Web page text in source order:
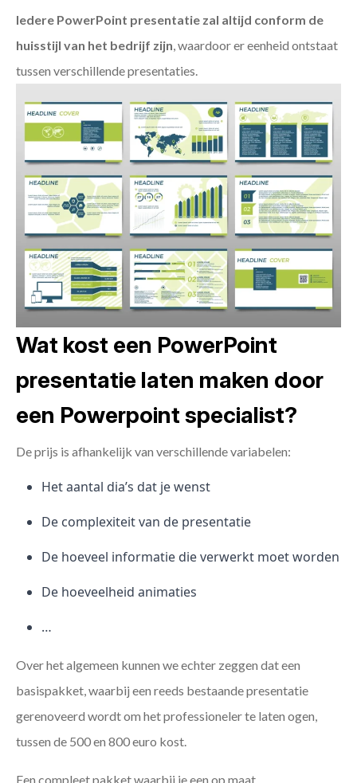
Iedere PowerPoint presentatie zal altijd conform de
huisstijl van het bedrijf zijn, waardoor er eenheid ontstaat
tussen verschillende presentaties.
Wat kost een PowerPoint
presentatie laten maken door
een Powerpoint specialist?
De prijs is afhankelijk van verschillende variabelen:
Het aantal dia’s dat je wenst
De complexiteit van de presentatie
De hoeveel informatie die verwerkt moet worden
De hoeveelheid animaties
…
Over het algemeen kunnen we echter zeggen dat een
basispakket, waarbij een reeds bestaande presentatie
gerenoveerd wordt om het professioneler te laten ogen,
tussen de 500 en 800 euro kost.
Een compleet pakket waarbij je een op maat